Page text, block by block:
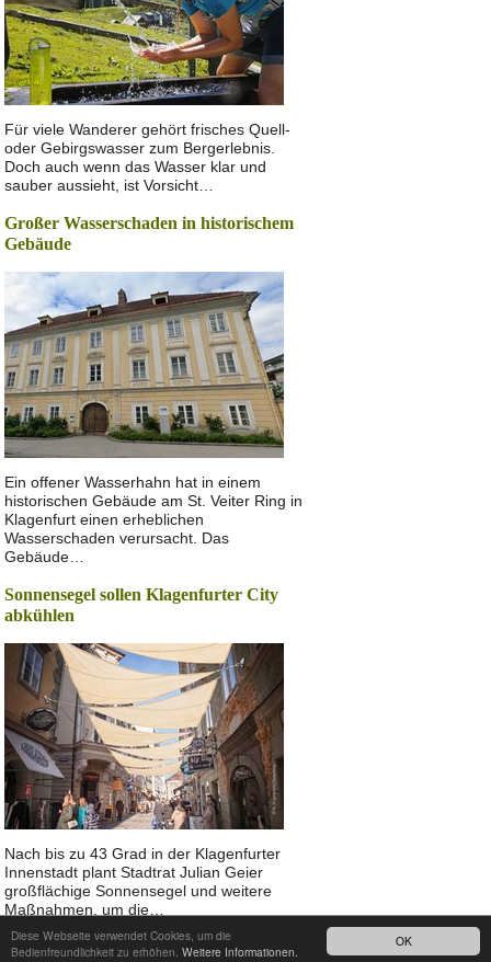
OK
Diese Webseite verwendet Cookies, um die
Bedienfreundlichkeit zu erhöhen. Weitere Informationen.
Für viele Wanderer gehört frisches Quell-
oder Gebirgswasser zum Bergerlebnis.
Doch auch wenn das Wasser klar und
sauber aussieht, ist Vorsicht…
Großer Wasserschaden in historischem
Gebäude
Ein offener Wasserhahn hat in einem
historischen Gebäude am St. Veiter Ring in
Klagenfurt einen erheblichen
Wasserschaden verursacht. Das
Gebäude…
Sonnensegel sollen Klagenfurter City
abkühlen
Nach bis zu 43 Grad in der Klagenfurter
Innenstadt plant Stadtrat Julian Geier
großflächige Sonnensegel und weitere
Maßnahmen, um die…
Nach oben